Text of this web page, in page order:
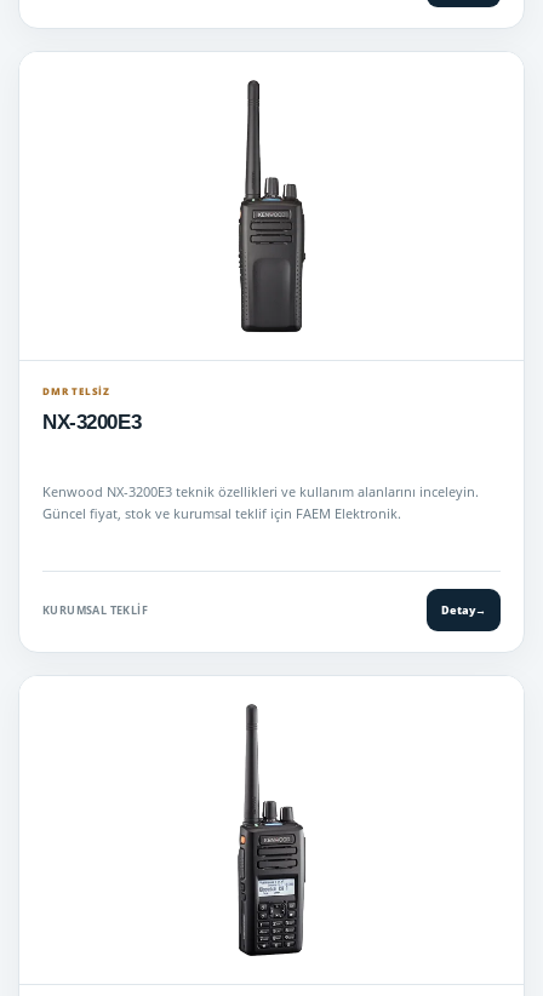
DMR TELSIZ
NX-3200E3
Kenwood NX-3200E3 teknik özellikleri ve kullanım alanlarını inceleyin.
Güncel fiyat, stok ve kurumsal teklif için FAEM Elektronik.
KURUMSAL TEKLIF Detay→